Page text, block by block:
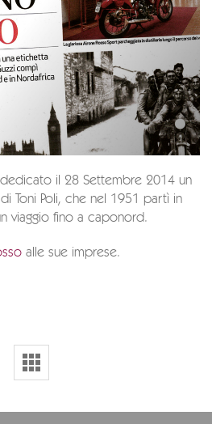
dedicato il 28 Settembre 2014 un
Toni Poli, che nel 1951 partì in
viaggio fino a caponord.
alle sue imprese.